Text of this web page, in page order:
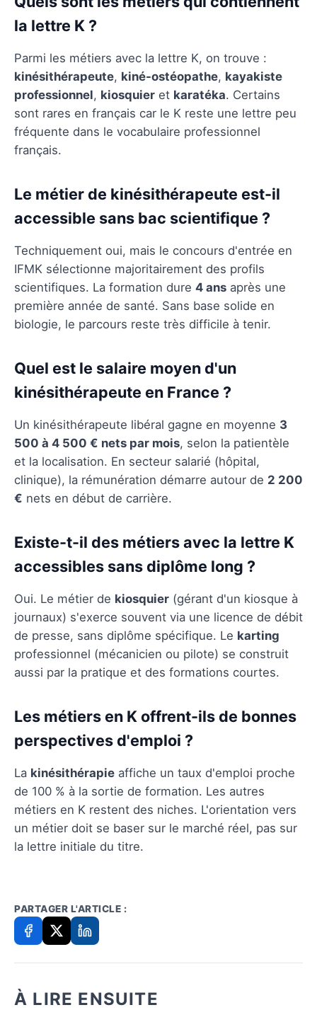
la lettre K ?
Parmi les métiers avec la lettre K, on trouve :
kinésithérapeute, kiné-ostéopathe, kayakiste
professionnel, kiosquier et karatéka. Certains
sont rares en français car le K reste une lettre peu
fréquente dans le vocabulaire professionnel
français.
Le métier de kinésithérapeute est-il
accessible sans bac scientifique ?
Techniquement oui, mais le concours d'entrée en
IFMK sélectionne majoritairement des profils
scientifiques. La formation dure 4 ans après une
première année de santé. Sans base solide en
biologie, le parcours reste très difficile à tenir.
Quel est le salaire moyen d'un
kinésithérapeute en France ?
Un kinésithérapeute libéral gagne en moyenne 3
500 à 4 500 € nets par mois, selon la patientèle
et la localisation. En secteur salarié (hôpital,
clinique), la rémunération démarre autour de 2 200
€ nets en début de carrière.
Existe-t-il des métiers avec la lettre K
accessibles sans diplôme long ?
Oui. Le métier de kiosquier (gérant d'un kiosque à
journaux) s'exerce souvent via une licence de débit
de presse, sans diplôme spécifique. Le karting
professionnel (mécanicien ou pilote) se construit
aussi par la pratique et des formations courtes.
Les métiers en K offrent-ils de bonnes
perspectives d'emploi ?
La kinésithérapie affiche un taux d'emploi proche
de 100 % à la sortie de formation. Les autres
métiers en K restent des niches. L'orientation vers
un métier doit se baser sur le marché réel, pas sur
la lettre initiale du titre.
PARTAGER L'ARTICLE :
À LIRE ENSUITE